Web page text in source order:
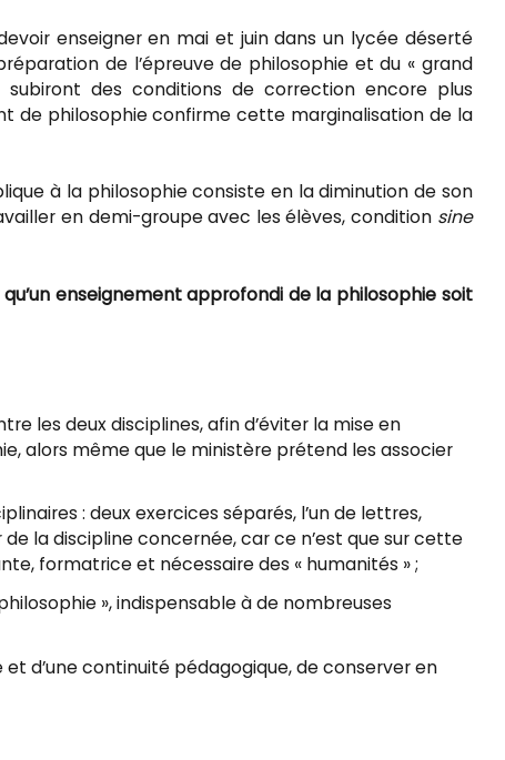
enseigner en mai et juin dans un lycée déserté
de l’épreuve de philosophie et du « grand
des conditions de correction encore plus
de philosophie confirme cette marginalisation de la
à la philosophie consiste en la diminution de son
en demi-groupe avec les élèves, condition sine
enseignement approfondi de la philosophie soit
les deux disciplines, afin d’éviter la mise en
alors même que le ministère prétend les associer
: deux exercices séparés, l’un de lettres,
la discipline concernée, car ce n’est que sur cette
formatrice et nécessaire des « humanités » ;
», indispensable à de nombreuses
d’une continuité pédagogique, de conserver en